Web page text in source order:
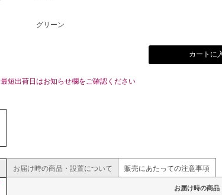
グリーン
カートに
最短出荷日はお知らせ欄をご確認ください
お届け時の商品・設置について 販売にあたっての注意事項
お届け時の商品